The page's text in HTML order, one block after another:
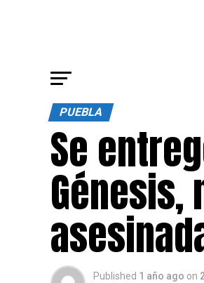
PUEBLA
Se
Génesis,
Published 1 año ago on